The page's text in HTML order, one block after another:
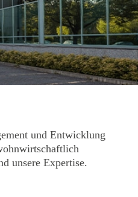
und Entwicklung
unsere Expertise.